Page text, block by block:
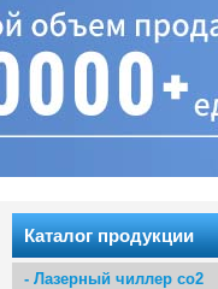
Каталог продукции
- Лазерный чиллер co2